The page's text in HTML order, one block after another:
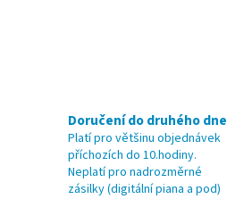
Doručení do druhého dne
Platí pro většinu objednávek
příchozích do 10.hodiny.
Neplatí pro nadrozměrné
zásilky (digitální piana a pod)